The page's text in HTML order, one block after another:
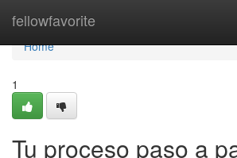
fellowfavorite
Home
Home
1
Tu proceso paso a